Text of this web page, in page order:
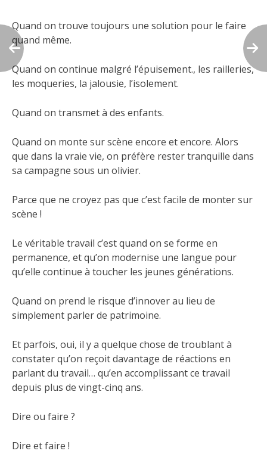
Quand on trouve toujours une solution pour le faire
quand même.
Quand on continue malgré l’épuisement., les railleries,
les moqueries, la jalousie, l’isolement.
Quand on transmet à des enfants.
Quand on monte sur scène encore et encore. Alors
que dans la vraie vie, on préfère rester tranquille dans
sa campagne sous un olivier.
Parce que ne croyez pas que c’est facile de monter sur
scène !
Le véritable travail c’est quand on se forme en
permanence, et qu’on modernise une langue pour
qu’elle continue à toucher les jeunes générations.
Quand on prend le risque d’innover au lieu de
simplement parler de patrimoine.
Et parfois, oui, il y a quelque chose de troublant à
constater qu’on reçoit davantage de réactions en
parlant du travail… qu’en accomplissant ce travail
depuis plus de vingt-cinq ans.
Dire ou faire ?
Dire et faire !